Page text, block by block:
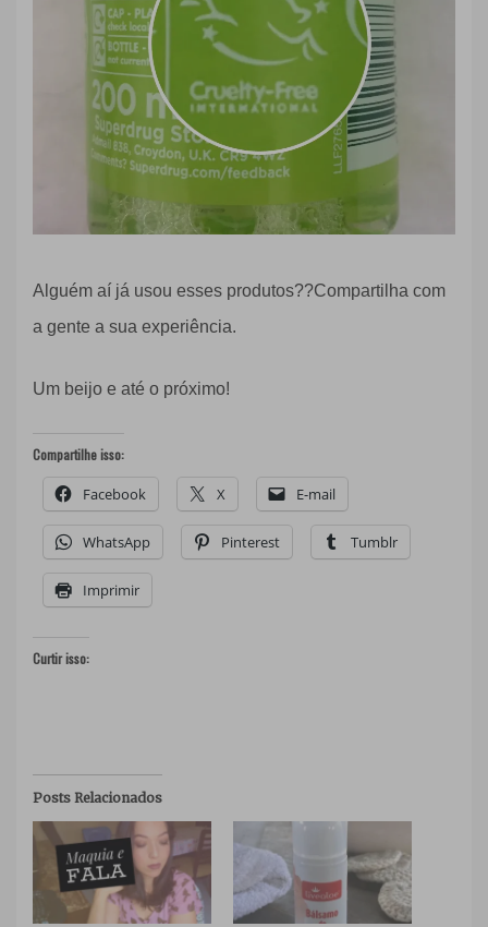
Alguém aí já usou esses produtos??Compartilha com
a gente a sua experiência.
Um beijo e até o próximo!
Compartilhe isso:
Facebook X E-mail
WhatsApp Pinterest Tumblr
Imprimir
Curtir isso:
Posts Relacionados